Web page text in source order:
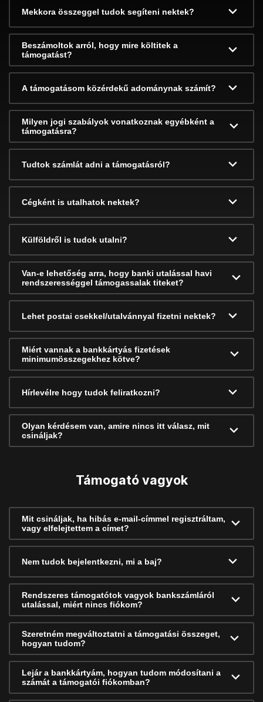
Mekkora összeggel tudok segíteni nektek?
Beszámoltok arról, hogy mire költitek a
támogatást?
A támogatásom közérdekű adománynak számít?
Milyen jogi szabályok vonatkoznak egyébként a
támogatásra?
Tudtok számlát adni a támogatásról?
Cégként is utalhatok nektek?
Külföldről is tudok utalni?
Van-e lehetőség arra, hogy banki utalással havi
rendszerességgel támogassalak titeket?
Lehet postai csekkel/utalvánnyal fizetni nektek?
Miért vannak a bankkártyás fizetések
minimumösszegekhez kötve?
Hírlevélre hogy tudok feliratkozni?
Olyan kérdésem van, amire nincs itt válasz, mit
csináljak?
Támogató vagyok
Mit csináljak, ha hibás e-mail-címmel regisztráltam,
vagy elfelejtettem a címet?
Nem tudok bejelentkezni, mi a baj?
Rendszeres támogatótok vagyok bankszámláról
utalással, miért nincs fiókom?
Szeretném megváltoztatni a támogatási összeget,
hogyan tudom?
Lejár a bankkártyám, hogyan tudom módosítani a
számát a támogatói fiókomban?